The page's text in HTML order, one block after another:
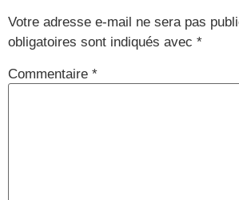
Votre adresse e-mail ne sera pas
obligatoires sont indiqués avec *
Commentaire *